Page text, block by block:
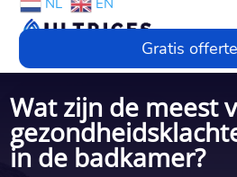
NL EN
Gratis offerte
Wat zijn de meest
in de badkamer?